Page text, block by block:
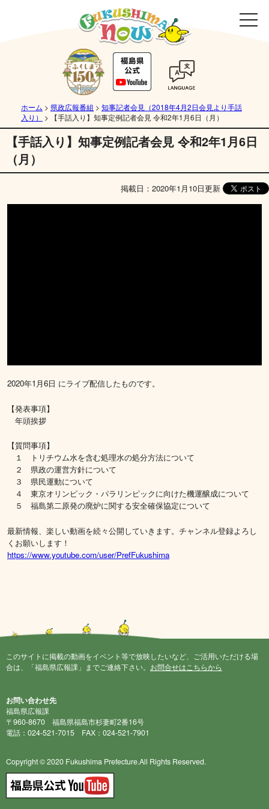
ホーム > 県政広報番組 > 知事記者会見（2018年4月2日会見より手話
入り）
> 【手話入り】知事定例記者会見 令和2年1月6日（月）
【手話入り】知事定例記者会見 令和2年1月6日
（月）
掲載日：2020年1月10日更新
2020年1月6日 にライブ配信したものです。
【発表事項】
年頭挨拶
【質問事項】
１ トリチウム水を含む処理水の処分方法について
２ 県政の運営方針について
３ 県民運動について
４ 東京オリンピック・パラリンピックに向けた機運醸成について
５ 福島第二原発の廃炉に関する安全確保協定について
最新情報、楽しい動画を続々公開していきます。チャンネル登録よろし
くお願いします！
https://www.youtube.com/user/PrefFukushima
このサイトに掲載の動画をイベント等で放映したいなど、ご活用いただける場
合は、「福島県広報課」までご連絡下さい。 お問合せはこちらから
お問い合わせ先
福島県広報課
〒960-8670 福島県福島市杉妻町2番16号
電話：024-521-7015 FAX：024-521-7901
Copyright © 2020 Fukushima Prefecture.All Rights Reserved.